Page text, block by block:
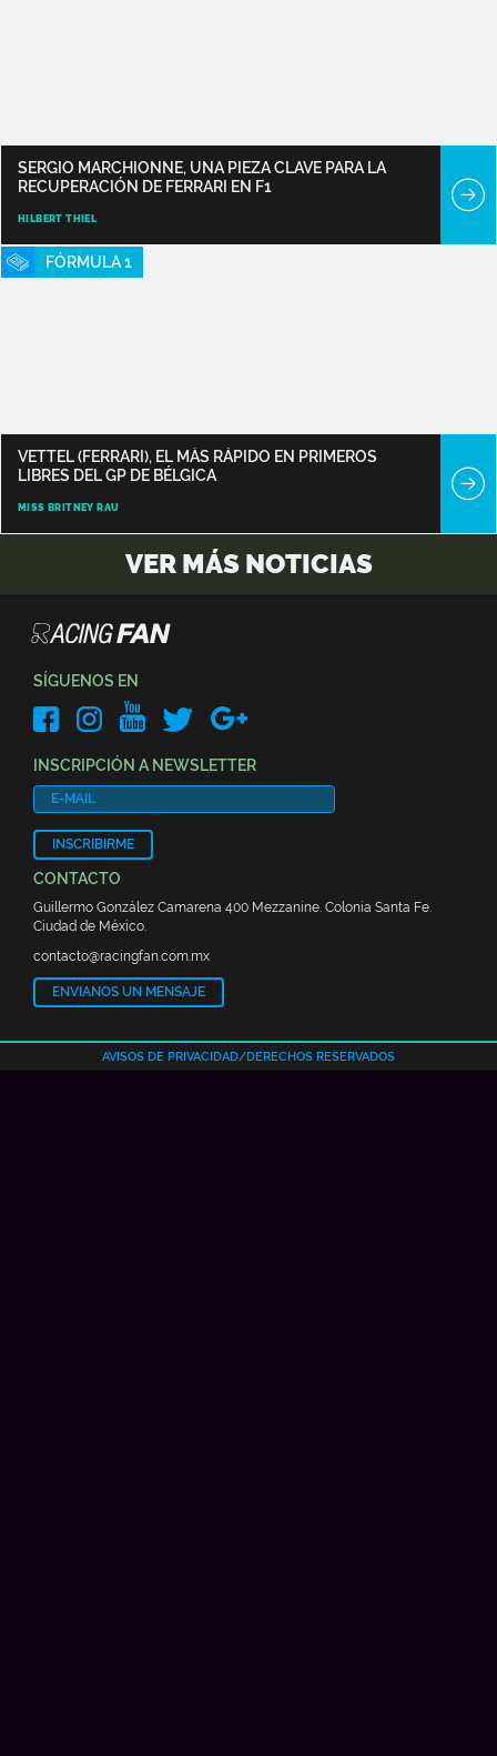
SERGIO MARCHIONNE, UNA PIEZA CLAVE PARA LA
RECUPERACIÓN DE FERRARI EN F1
HILBERT THIEL
FÓRMULA 1
VETTEL (FERRARI), EL MÁS RÁPIDO EN PRIMEROS
LIBRES DEL GP DE BÉLGICA
MISS BRITNEY RAU
VER MÁS NOTICIAS
SÍGUENOS EN
INSCRIPCIÓN A NEWSLETTER
INSCRIBIRME
CONTACTO
Guillermo González Camarena 400 Mezzanine. Colonia Santa Fe.
Ciudad de México.
contacto@racingfan.com.mx
ENVIANOS UN MENSAJE
AVISOS DE PRIVACIDAD/DERECHOS RESERVADOS